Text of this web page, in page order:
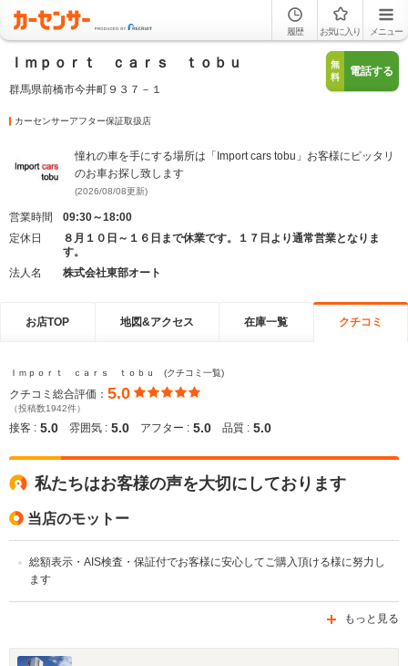
履歴 お気に入り メニュー
Ｉｍｐｏｒｔ ｃａｒｓ ｔｏｂｕ
群馬県前橋市今井町９３７－１
無
料
電話する
カーセンサーアフター保証取扱店
憧れの車を手にする場所は「Import cars tobu」お客様にピッタリ
のお車お探し致します
(2026/08/08更新)
営業時間
09:30～18:00
定休日
８月１０日～１６日まで休業です。１７日より通常営業となりま
す。
法人名
株式会社東部オート
お店TOP 地図&アクセス 在庫一覧 クチコミ
Ｉｍｐｏｒｔ ｃａｒｓ ｔｏｂｕ (クチコミ一覧)
クチコミ総合評価： 5.0
（投稿数1942件）
接客 : 5.0 雰囲気 : 5.0 アフター : 5.0 品質 : 5.0
私たちはお客様の声を大切にしております
当店のモットー
総額表示・AIS検査・保証付でお客様に安心してご購入頂ける様に努力し
ます
もっと見る